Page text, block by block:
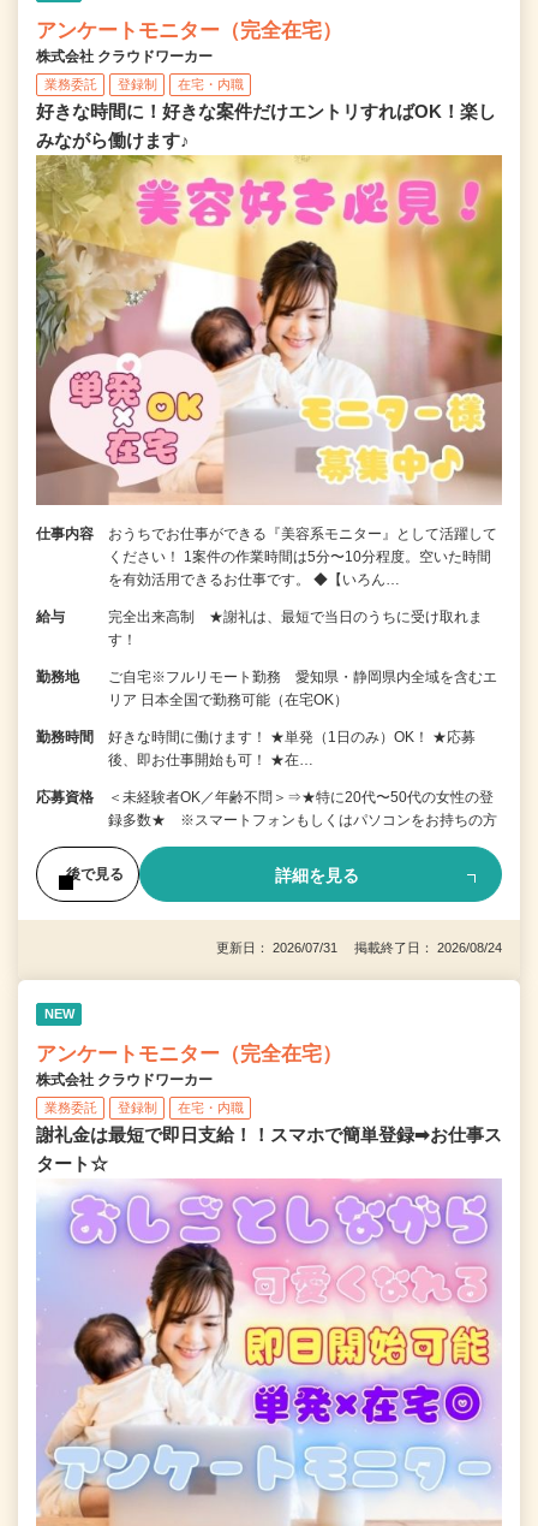
アンケートモニター（完全在宅）
株式会社 クラウドワーカー
業務委託 登録制 在宅・内職
好きな時間に！好きな案件だけエントリすればOK！楽し
みながら働けます♪
仕事内容
おうちでお仕事ができる『美容系モニター』として活躍して
ください！ 1案件の作業時間は5分〜10分程度。空いた時間
を有効活用できるお仕事です。 ◆【いろん…
給与
完全出来高制 ★謝礼は、最短で当日のうちに受け取れま
す！
勤務地
ご自宅※フルリモート勤務 愛知県・静岡県内全域を含むエ
リア 日本全国で勤務可能（在宅OK）
勤務時間
好きな時間に働けます！ ★単発（1日のみ）OK！ ★応募
後、即お仕事開始も可！ ★在…
応募資格
＜未経験者OK／年齢不問＞⇒★特に20代〜50代の女性の登
録多数★ ※スマートフォンもしくはパソコンをお持ちの方
後で見る 詳細を見る
更新日： 2026/07/31 掲載終了日： 2026/08/24
NEW
アンケートモニター（完全在宅）
株式会社 クラウドワーカー
業務委託 登録制 在宅・内職
謝礼金は最短で即日支給！！スマホで簡単登録➡お仕事ス
タート☆